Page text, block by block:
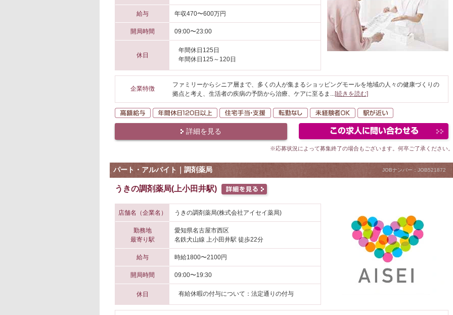
給与 年収470〜600万円
開局時間 09:00〜23:00
休日
年間休日125日
年間休日125～120日
企業特徴
ファミリーからシニア層まで、多くの人が集まるショッピングモールを地域の人々の健康づくりの
拠点と考え、生活者の疾病の予防から治療、ケアに至るま ...[続きを読む]
高額給与 年間休日120日以上 住宅手当・支援 転勤なし 未経験者OK
詳細を見る
※応募状況によって募集終了の場合もございます。何卒ご了承ください。
パート・アルバイト｜調剤薬局 JOBナンバー：JOB521872
うきの調剤薬局(上小田井駅)
店舗名（企業名） うきの調剤薬局(株式会社アイセイ薬局)
勤務地
最寄り駅
愛知県名古屋市西区
名鉄犬山線 上小田井駅 徒歩22分
給与 時給1800〜2100円
開局時間 09:00〜19:30
休日 有給休暇の付与について：法定通りの付与